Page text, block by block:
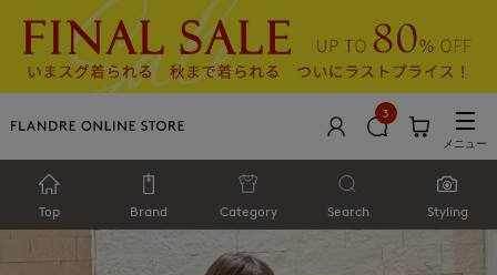
3
メニュー
Top Brand Category Search Styling